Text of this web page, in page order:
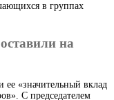
в группах
на
«значительный вклад
С председателем